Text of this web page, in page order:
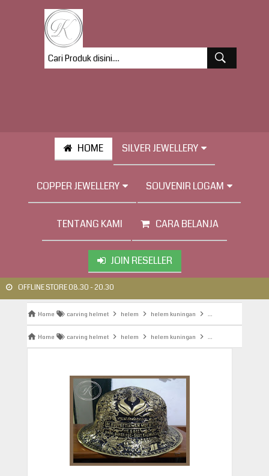
HOME SILVER JEWELLERY
COPPER JEWELLERY SOUVENIR LOGAM
TENTANG KAMI CARA BELANJA
JOIN RESELLER
OFFLINE STORE 08.30 - 20.30
Home carving helmet helem helem kuningan helem ukir
Home carving helmet helem helem kuningan helem ukir